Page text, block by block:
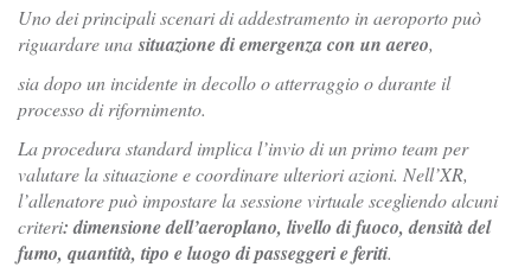
Uno dei principali scenari di addestramento in aeroporto può
riguardare una situazione di emergenza con un aereo,
sia dopo un incidente in decollo o atterraggio o durante il
processo di rifornimento.
La procedura standard implica l’invio di un primo team per
valutare la situazione e coordinare ulteriori azioni. Nell’XR,
l’allenatore può impostare la sessione virtuale scegliendo alcuni
criteri: dimensione dell’aeroplano, livello di fuoco, densità del
fumo, quantità, tipo e luogo di passeggeri e feriti.